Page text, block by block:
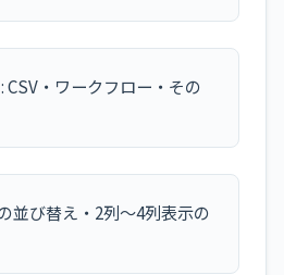
CSV・ワークフロー・その
並び替え・2列～4列表示の